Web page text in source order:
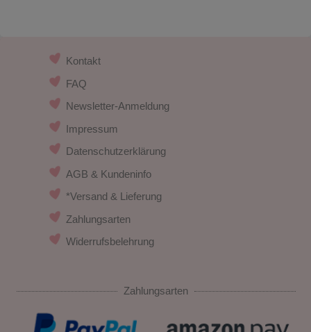
Kontakt
FAQ
Newsletter-Anmeldung
Impressum
Datenschutzerklärung
AGB & Kundeninfo
*Versand & Lieferung
Zahlungsarten
Widerrufsbelehrung
Zahlungsarten